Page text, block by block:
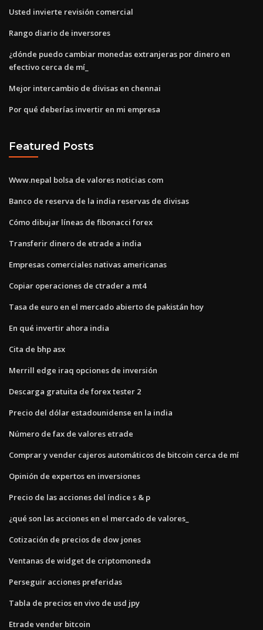
Usted invierte revisión comercial
Rango diario de inversores
¿dónde puedo cambiar monedas extranjeras por dinero en
efectivo cerca de mí_
Mejor intercambio de divisas en chennai
Por qué deberías invertir en mi empresa
Featured Posts
Www.nepal bolsa de valores noticias com
Banco de reserva de la india reservas de divisas
Cómo dibujar líneas de fibonacci forex
Transferir dinero de etrade a india
Empresas comerciales nativas americanas
Copiar operaciones de ctrader a mt4
Tasa de euro en el mercado abierto de pakistán hoy
En qué invertir ahora india
Cita de bhp asx
Merrill edge iraq opciones de inversión
Descarga gratuita de forex tester 2
Precio del dólar estadounidense en la india
Número de fax de valores etrade
Comprar y vender cajeros automáticos de bitcoin cerca de mí
Opinión de expertos en inversiones
Precio de las acciones del índice s & p
¿qué son las acciones en el mercado de valores_
Cotización de precios de dow jones
Ventanas de widget de criptomoneda
Perseguir acciones preferidas
Tabla de precios en vivo de usd jpy
Etrade vender bitcoin